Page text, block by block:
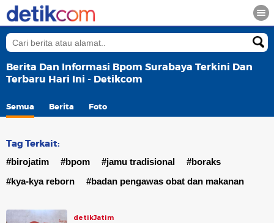
Berita Dan Informasi Bpom Surabaya Terkini Dan
Terbaru Hari Ini - Detikcom
Semua Berita Foto
Tag Terkait:
#birojatim #bpom #jamu tradisional
#boraks
#kya-kya reborn
#badan pengawas obat dan makanan
detikJatim